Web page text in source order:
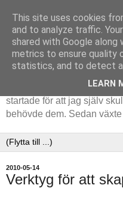
Tips och tankar kring de
startade för att jag själv
behövde dem. Sedan
2010-05-14
Verktyg för att
This site uses cookies
and to analyze traffic.
shared with Google
metrics to ensure quality
statistics, and to detect
LEARN